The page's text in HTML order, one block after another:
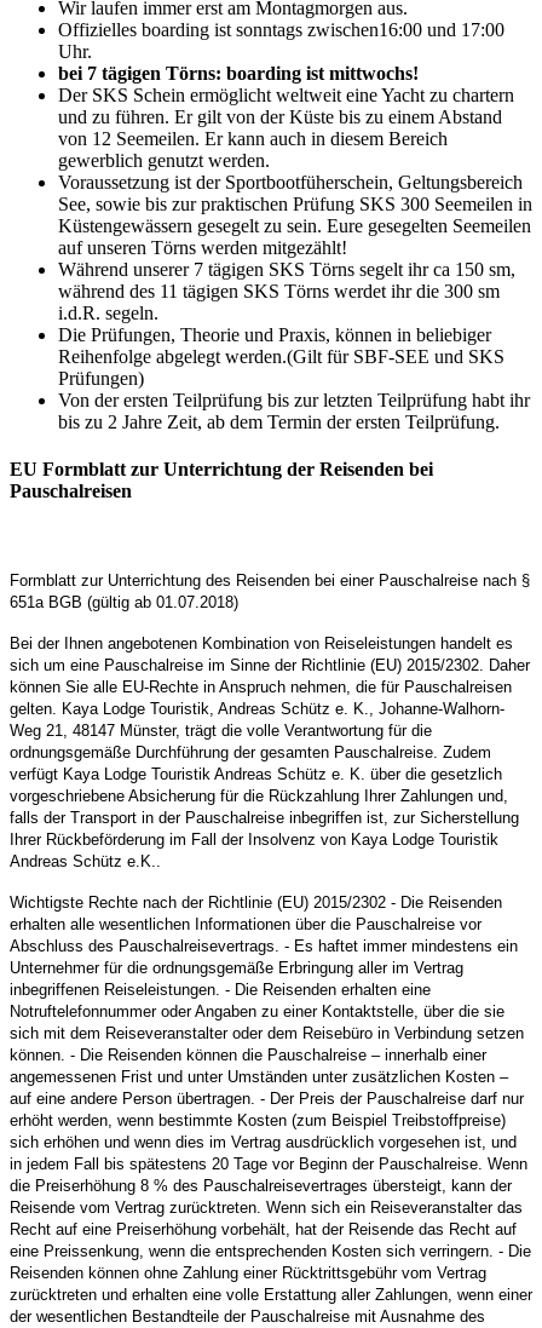
Wir laufen immer erst am Montagmorgen aus.
Offizielles boarding ist sonntags zwischen16:00 und 17:00
Uhr.
bei 7 tägigen Törns: boarding ist mittwochs!
Der SKS Schein ermöglicht weltweit eine Yacht zu chartern
und zu führen. Er gilt von der Küste bis zu einem Abstand
von 12 Seemeilen. Er kann auch in diesem Bereich
gewerblich genutzt werden.
Voraussetzung ist der Sportbootfüherschein, Geltungsbereich
See, sowie bis zur praktischen Prüfung SKS 300 Seemeilen in
Küstengewässern gesegelt zu sein. Eure gesegelten Seemeilen
auf unseren Törns werden mitgezählt!
Während unserer 7 tägigen SKS Törns segelt ihr ca 150 sm,
während des 11 tägigen SKS Törns werdet ihr die 300 sm
i.d.R. segeln.
Die Prüfungen, Theorie und Praxis, können in beliebiger
Reihenfolge abgelegt werden.(Gilt für SBF-SEE und SKS
Prüfungen)
Von der ersten Teilprüfung bis zur letzten Teilprüfung habt ihr
bis zu 2 Jahre Zeit, ab dem Termin der ersten Teilprüfung.
EU Formblatt zur Unterrichtung der Reisenden bei
Pauschalreisen
Formblatt zur Unterrichtung des Reisenden bei einer Pauschalreise nach §
651a BGB (gültig ab 01.07.2018)
Bei der Ihnen angebotenen Kombination von Reiseleistungen handelt es
sich um eine Pauschalreise im Sinne der Richtlinie (EU) 2015/2302. Daher
können Sie alle EU-Rechte in Anspruch nehmen, die für Pauschalreisen
gelten. Kaya Lodge Touristik, Andreas Schütz e. K., Johanne-Walhorn-
Weg 21, 48147 Münster, trägt die volle Verantwortung für die
ordnungsgemäße Durchführung der gesamten Pauschalreise. Zudem
verfügt Kaya Lodge Touristik Andreas Schütz e. K. über die gesetzlich
vorgeschriebene Absicherung für die Rückzahlung Ihrer Zahlungen und,
falls der Transport in der Pauschalreise inbegriffen ist, zur Sicherstellung
Ihrer Rückbeförderung im Fall der Insolvenz von Kaya Lodge Touristik
Andreas Schütz e.K..
Wichtigste Rechte nach der Richtlinie (EU) 2015/2302 - Die Reisenden
erhalten alle wesentlichen Informationen über die Pauschalreise vor
Abschluss des Pauschalreisevertrags. - Es haftet immer mindestens ein
Unternehmer für die ordnungsgemäße Erbringung aller im Vertrag
inbegriffenen Reiseleistungen. - Die Reisenden erhalten eine
Notruftelefonnummer oder Angaben zu einer Kontaktstelle, über die sie
sich mit dem Reiseveranstalter oder dem Reisebüro in Verbindung setzen
können. - Die Reisenden können die Pauschalreise – innerhalb einer
angemessenen Frist und unter Umständen unter zusätzlichen Kosten –
auf eine andere Person übertragen. - Der Preis der Pauschalreise darf nur
erhöht werden, wenn bestimmte Kosten (zum Beispiel Treibstoffpreise)
sich erhöhen und wenn dies im Vertrag ausdrücklich vorgesehen ist, und
in jedem Fall bis spätestens 20 Tage vor Beginn der Pauschalreise. Wenn
die Preiserhöhung 8 % des Pauschalreisevertrages übersteigt, kann der
Reisende vom Vertrag zurücktreten. Wenn sich ein Reiseveranstalter das
Recht auf eine Preiserhöhung vorbehält, hat der Reisende das Recht auf
eine Preissenkung, wenn die entsprechenden Kosten sich verringern. - Die
Reisenden können ohne Zahlung einer Rücktrittsgebühr vom Vertrag
zurücktreten und erhalten eine volle Erstattung aller Zahlungen, wenn einer
der wesentlichen Bestandteile der Pauschalreise mit Ausnahme des